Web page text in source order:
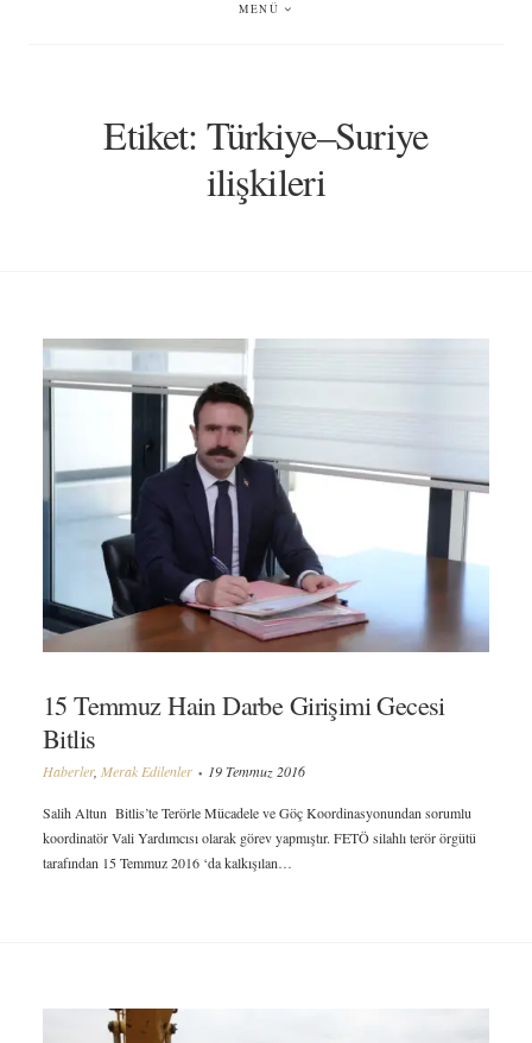
MENÜ
Etiket: Türkiye–Suriye
ilişkileri
15 Temmuz Hain Darbe Girişimi Gecesi
Bitlis
Haberler, Merak Edilenler 19 Temmuz 2016
Salih Altun Bitlis’te Terörle Mücadele ve Göç Koordinasyonundan sorumlu
koordinatör Vali Yardımcısı olarak görev yapmıştır. FETÖ silahlı terör örgütü
tarafından 15 Temmuz 2016 ‘da kalkışılan…